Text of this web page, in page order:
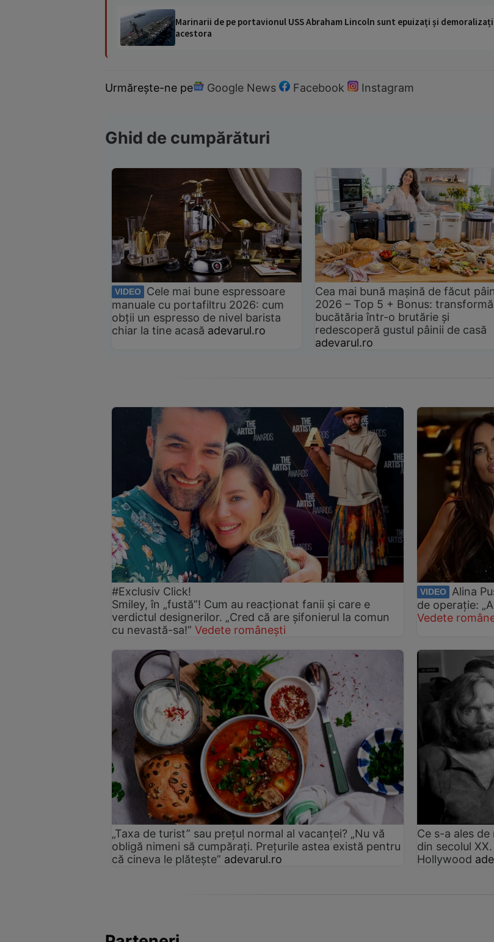
Marinarii de pe portavionul USS Abraham Lincoln sunt epuizați și
acestora
Urmărește-ne pe Google News Facebook Instagram
Ghid de cumpărături
VIDEO
Cele mai bune espressoare
manuale cu portafiltru 2026: cum
obții un espresso de nivel barista
chiar la tine acasă adevarul.ro
Cea mai bună mașină de făcut
2026 – Top 5 + Bonus:
bucătăria într-o brutărie și
redescoperă gustul pâinii de casă
adevarul.ro
#Exclusiv Click!
Smiley, în „fustă”! Cum au reacționat fanii și care e
verdictul designerilor. „Cred că are șifonierul la comun
cu nevastă-sa!” Vedete românești
VIDEO
Alina
de operație:
Vedete
„Taxa de turist” sau prețul normal al vacanței? „Nu vă
obligă nimeni să cumpărați. Prețurile astea există pentru
că cineva le plătește” adevarul.ro
Ce s-a ales
din secolul
Hollywood